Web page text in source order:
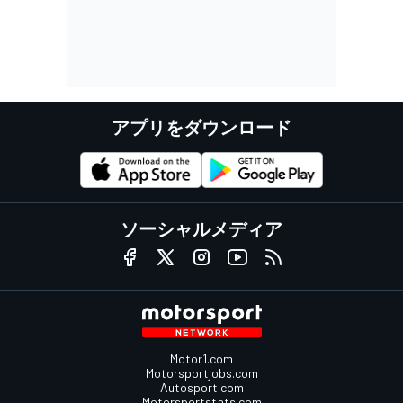
アプリをダウンロード
ソーシャルメディア
Motor1.com
Motorsportjobs.com
Autosport.com